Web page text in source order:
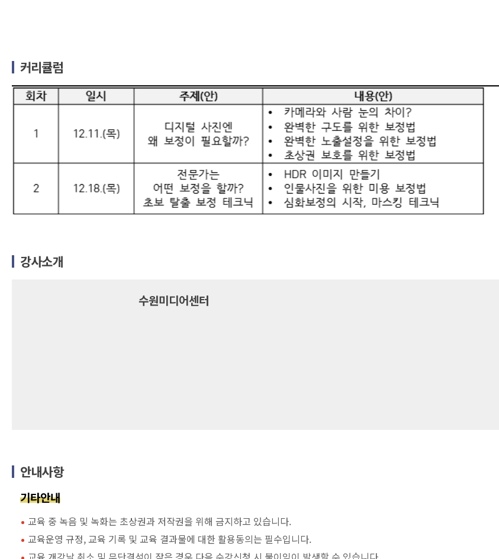
커리큘럼
강사소개
수원미디어센터
안내사항
기타안내
교육 중 녹음 및 녹화는 초상권과 저작권을 위해 금지하고 있습니다.
교육운영 규정, 교육 기록 및 교육 결과물에 대한 활용동의는 필수입니다.